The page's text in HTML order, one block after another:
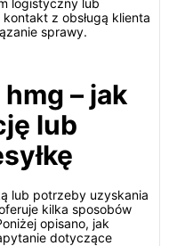
logistyczny lub
z obsługą klienta
sprawy.
– jak
lub
lub potrzeby uzyskania
kilka sposobów
opisano, jak
dotyczące